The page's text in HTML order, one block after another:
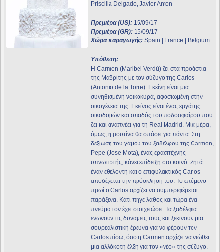
Priscilla Delgado, Javier Anton
Πρεμιέρα (US): 15/09/17
Πρεμιέρα (GR): 15/09/17
Χώρα παραγωγής: Spain | France | Belgium
Υπόθεση:
Η Carmen (Maribel Verdú) ζει στα προάστια
της Μαδρίτης με τον σύζυγο της Carlos
(Antonio de la Torre). Εκείνη είναι μια
συνηθισμένη νοικοκυρά, αφοσιωμένη στην
οικογένεια της. Εκείνος είναι ένας εργάτης
οικοδομών και οπαδός του ποδοσφαίρου που
ζει και αναπνέει για τη Real Madrid. Μια μέρα,
όμως, η ρουτίνα θα σπάσει για πάντα. Στη
δεξίωση του γάμου του ξαδέλφου της Carmen,
Pepe (Jose Mota), ένας ερασιτέχνης
υπνωτιστής, κάνει επίδειξη στο κοινό. Ζητά
έναν εθελοντή και ο επιφυλακτικός Carlos
αποδέχεται την πρόσκληση του. Το επόμενο
πρωί ο Carlos αρχίζει να συμπεριφέρεται
παράξενα. Κάτι πήγε λάθος και τώρα ένα
πνεύμα τον έχει στοιχειώσει. Τα ξαδέλφια
ενώνουν τις δυνάμεις τους και ξεκινούν μία
σουρεαλιστική έρευνα για να φέρουν τον
Carlos πίσω, όσο η Carmen αρχίζει να νιώθει
μία αλλόκοτη έλξη για τον «νέο» της σύζυγο.